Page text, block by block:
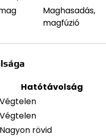
Maghasadás,
magfúzió
Hatótávolság
Végtelen
Végtelen
Nagyon rövid